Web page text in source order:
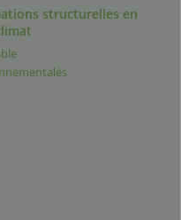
structurelles en